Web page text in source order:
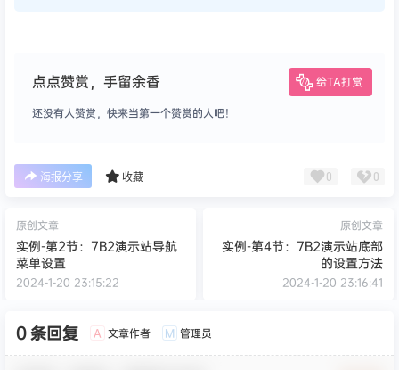
点点赞赏，手留余香 给TA打赏
还没有人赞赏，快来当第一个赞赏的人吧！
海报分享 收藏 0 0
原创文章
实例-第2节：7B2演示站导航
菜单设置
2024-1-20 23:15:22
原创文章
实例-第4节：7B2演示站底部
的设置方法
2024-1-20 23:16:41
0 条回复 A 文章作者 M 管理员